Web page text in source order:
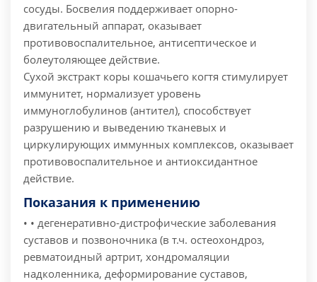
сосуды. Босвелия поддерживает опорно-
двигательный аппарат, оказывает
противовоспалительное, антисептическое и
болеутоляющее действие.
Сухой экстракт коры кошачьего когтя стимулирует
иммунитет, нормализует уровень
иммуноглобулинов (антител), способствует
разрушению и выведению тканевых и
циркулирующих иммунных комплексов, оказывает
противовоспалительное и антиоксидантное
действие.
Показания к применению
• • дегенеративно-дистрофические заболевания
суставов и позвоночника (в т.ч. остеохондроз,
ревматоидный артрит, хондромаляции
надколенника, деформирование суставов,